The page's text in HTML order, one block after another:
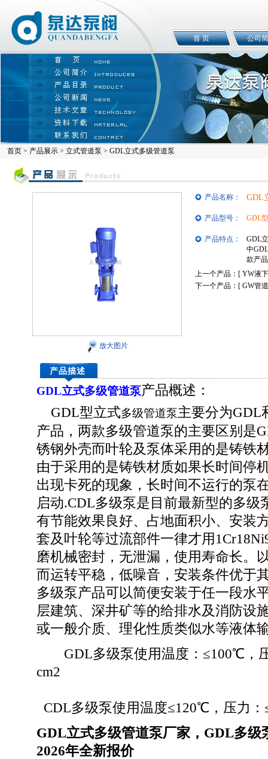
首 页 公司
首页 > 产品展示 > 立式管道泵 > GDL立式多级管道泵
放大图片
产品名称： GDL
产品型号： GDL型
产品特点：
GDL
中
款产
上一个产品：[ YW液
下一个产品：[ GW管
产品描述
GDL立式多级管道泵产品概述：
GDL型立式多级管道泵主要分为GDL
产品，两款多级管道泵的主要区别是
锈钢外壳而叶轮及泵体采用的是铸铁
由于采用的是铸铁材质如果长时间停
出现卡死的现象，长时间不运行的泵
启动.CDL多级泵是目前最新型的多级
有节能效果良好、占地面积小、安装
套及叶轮等过流部件一律才用
磨机械密封，无泄漏，使用寿命长。
而运转平稳，低噪音，安装条件优于
多级泵产品可以简便安装于任一段水
层建筑、深井矿等的给排水及消防设
或一般介质、理化性质类似水等液体
GDL多级泵使用温度：≤100℃，压
cm2
CDL多级泵使用温度≤120℃，压力：
GDL立式多级管道泵厂家，GDL多级
2026年全新报价